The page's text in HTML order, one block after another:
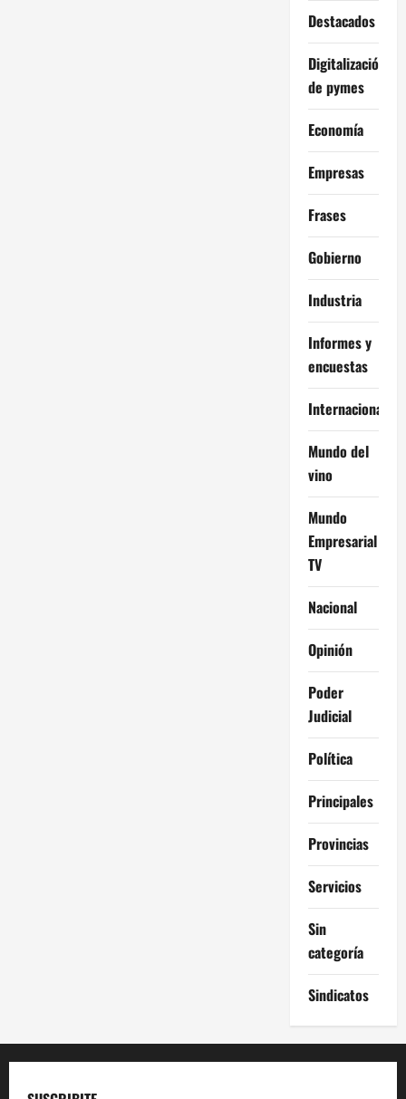
Destacados
Digitalización
de pymes
Economía
Empresas
Frases
Gobierno
Industria
Informes y
encuestas
Internacional
Mundo del
vino
Mundo
Empresarial
TV
Nacional
Opinión
Poder
Judicial
Política
Principales
Provincias
Servicios
Sin
categoría
Sindicatos